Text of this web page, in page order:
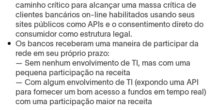
caminho crítico para alcançar uma massa crítica de
clientes bancários on-line habilitados usando seus
sites públicos como APIs e o consentimento direto do
consumidor como estrutura legal.
Os bancos receberam uma maneira de participar da
rede em seu próprio prazo:
— Sem nenhum envolvimento de TI, mas com uma
pequena participação na receita
— Com algum envolvimento de TI (expondo uma API
para fornecer um bom acesso a fundos em tempo real)
com uma participação maior na receita